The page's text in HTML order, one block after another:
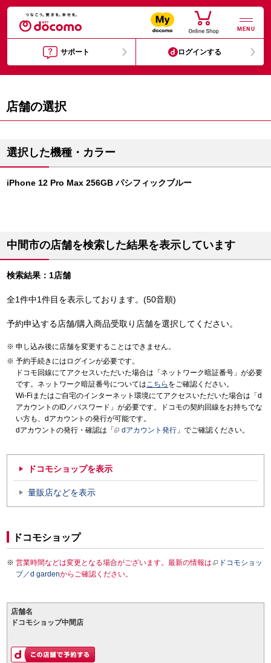
MENU
サポート ログインする
店舗の選択
選択した機種・カラー
iPhone 12 Pro Max 256GB パシフィックブルー
中間市の店舗を検索した結果を表示しています
検索結果：1店舗
全1件中1件目を表示しております。(50音順)
予約申込する店舗/購入商品受取り店舗を選択してください。
申し込み後に店舗を変更することはできません。
予約手続きにはログインが必要です。
ドコモ回線にてアクセスいただいた場合は「ネットワーク暗証番号」が必要
です。ネットワーク暗証番号についてはこちら をご確認ください。
Wi-Fiまたはご自宅のインターネット環境にてアクセスいただいた場合は「d
アカウントのID／パスワード」が必要です。ドコモの契約回線をお持ちでな
い方も、dアカウントの発行が可能です。
dアカウントの発行・確認は「
dアカウント発行 」でご確認ください。
ドコモショップを表示
量販店などを表示
ドコモショップ
営業時間などは変更となる場合がございます。最新の情報は
ドコモショッ
プ／d gardenからご確認ください。
店舗名
ドコモショップ中間店